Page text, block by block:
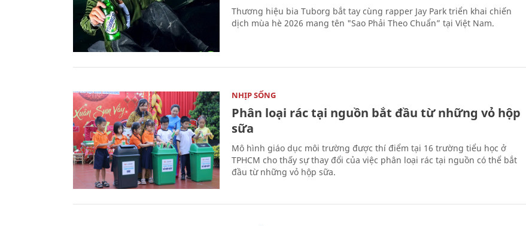
Thương hiệu bia Tuborg bắt tay cùng rapper Jay Park triển khai chiến
dịch mùa hè 2026 mang tên "Sao Phải Theo Chuẩn” tại Việt Nam.
NHỊP SỐNG
Phân loại rác tại nguồn bắt đầu từ những vỏ hộp
sữa
Mô hình giáo dục môi trường được thí điểm tại 16 trường tiểu học ở
TPHCM cho thấy sự thay đổi của việc phân loại rác tại nguồn có thể bắt
đầu từ những vỏ hộp sữa.